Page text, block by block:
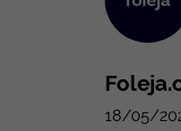
18/05/